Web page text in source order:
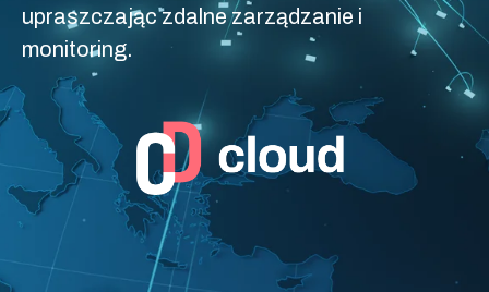
upraszczając zdalne zarządzanie i
monitoring.